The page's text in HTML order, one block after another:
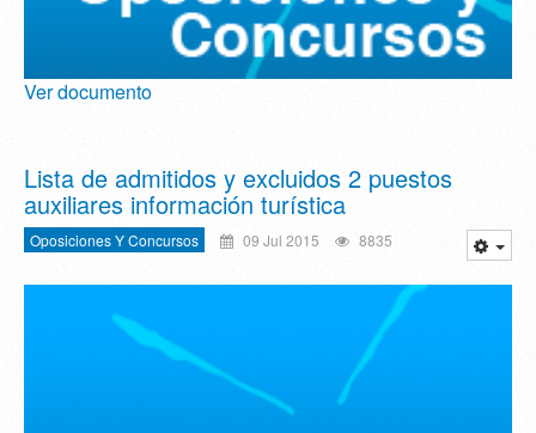
Ver documento
Lista de admitidos y excluidos 2 puestos
auxiliares información turística
Oposiciones Y Concursos 09 Jul 2015 8835